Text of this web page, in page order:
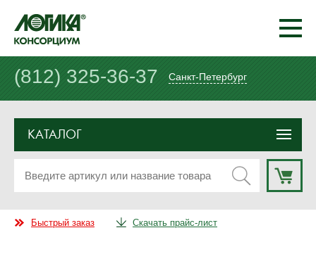
(812) 325-36-37 Санкт-Петербург
КАТАЛОГ
Быстрый заказ Скачать прайс-лист